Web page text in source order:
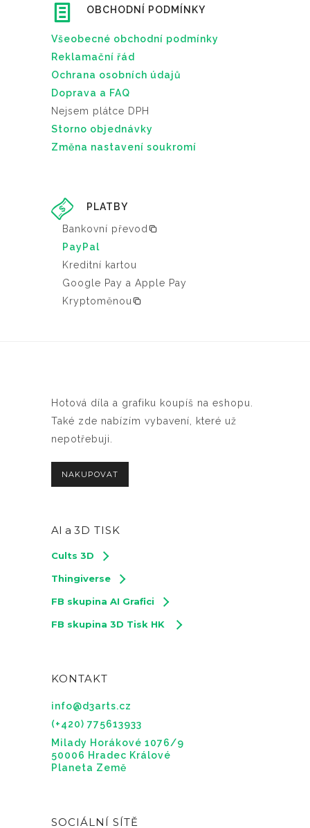
OBCHODNÍ PODMÍNKY
Všeobecné obchodní podmínky
Reklamační řád
Ochrana osobních údajů
Doprava a FAQ
Nejsem plátce DPH
Storno objednávky
Změna nastavení soukromí
PLATBY
Bankovní převod
PayPal
Kreditní kartou
Google Pay a Apple Pay
Kryptoměnou
Hotová díla a grafiku koupíš na eshopu.
Také zde nabízím vybavení, které už
nepotřebuji.
NAKUPOVAT
AI a 3D TISK
Cults 3D
Thingiverse
FB skupina AI Grafici
FB skupina 3D Tisk HK
KONTAKT
info@d3arts.cz
(+420) 775613933
Milady Horákové 1076/9
50006 Hradec Králové
Planeta Země
SOCIÁLNÍ SÍTĚ